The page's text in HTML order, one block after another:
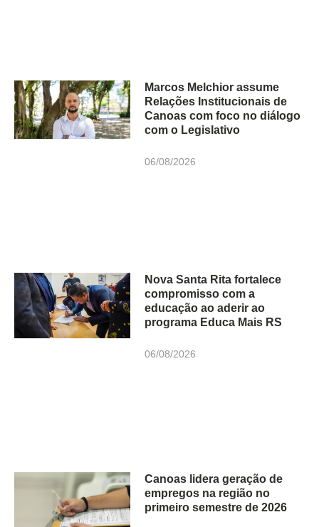
Marcos Melchior assume
Relações Institucionais de
Canoas com foco no diálogo
com o Legislativo
06/08/2026
Nova Santa Rita fortalece
compromisso com a
educação ao aderir ao
programa Educa Mais RS
06/08/2026
Canoas lidera geração de
empregos na região no
primeiro semestre de 2026